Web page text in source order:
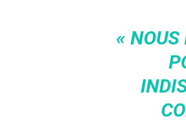
« NOUS